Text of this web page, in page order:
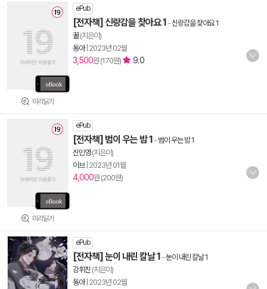
미리읽기
ePub
[전자책] 신랑감을 찾아요 1 -신랑감을 찾아요 1
꿀(지은이)
동아| 2023년 02월
3,500원 (170원) 9.0
미리읽기
ePub
[전자책] 범이 우는 밤 1 - 범이 우는 밤 1
신민영(지은이)
이브| 2023년 01월
4,000원 (200원)
ePub
[전자책] 눈이 내린 칼날 1 -눈이 내린 칼날 1
강휘진 (지은이)
동아| 2023년 02월